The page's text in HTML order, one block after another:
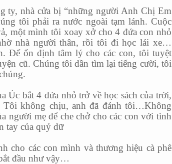
ty, nhà cửa bị “những người Anh Chị Em
tôi phải ra nước ngoài tạm lánh. Cuộc
một mình tôi xoay xở cho 4 đứa con nhỏ
nhà người thân, rồi tôi đi học lái xe…
Để ổn định tâm lý cho các con, tôi tuyệt
cũ. Chúng tôi dần tìm lại tiếng cười, tôi
Úc bắt 4 đứa nhỏ trở về học sách của trời,
Tôi không chịu, anh đã đánh tôi…Không
người mẹ để che chở cho các con với tình
tay của quỷ dữ
cho các con mình và thương hiệu cà phê
đầu như vậy…